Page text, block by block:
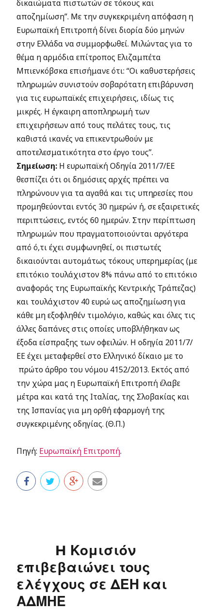
δικαιώματα πιστωτών σε τόκους και
αποζημίωση”. Με την συγκεκριμένη απόφαση η
Ευρωπαϊκή Επιτροπή δίνει διορία δύο μηνών
στην Ελλάδα να συμμορφωθεί. Μιλώντας για το
θέμα η αρμόδια επίτροπος Ελιζαμπέτα
Μπιενκόβσκα επισήμανε ότι: “Οι καθυστερήσεις
πληρωμών συνιστούν σοβαρότατη επιβάρυνση
για τις ευρωπαϊκές επιχειρήσεις, ιδίως τις
μικρές. Η έγκαιρη αποπληρωμή των
επιχειρήσεων από τους πελάτες τους, τις
καθιστά ικανές να επικεντρωθούν με
αποτελεσματικότητα στο έργο τους”.
Σημείωση: Η ευρωπαϊκή Οδηγία 2011/7/ΕΕ
θεσπίζει ότι οι δημόσιες αρχές πρέπει να
πληρώνουν για τα αγαθά και τις υπηρεσίες που
προμηθεύονται εντός 30 ημερών ή, σε εξαιρετικές
περιπτώσεις, εντός 60 ημερών. Στην περίπτωση
πληρωμών που πραγματοποιούνται αργότερα
από ό,τι έχει συμφωνηθεί, οι πιστωτές
δικαιούνται αυτομάτως τόκους υπερημερίας (με
επιτόκιο τουλάχιστον 8% πάνω από το επιτόκιο
αναφοράς της Ευρωπαϊκής Κεντρικής Τράπεζας)
και τουλάχιστον 40 ευρώ ως αποζημίωση για
κάθε μη εξοφληθέν τιμολόγιο, καθώς και όλες τις
άλλες δαπάνες στις οποίες υποβλήθηκαν ως
έξοδα είσπραξης των οφειλών. Η οδηγία 2011/7/
ΕΕ έχει μεταφερθεί στο Ελληνικό δίκαιο με το
πρώτο άρθρο του νόμου 4152/2013. Εκτός από
την χώρα μας η Ευρωπαϊκή Επιτροπή έλαβε
μέτρα και κατά της Ιταλίας, της Σλοβακίας και
της Ισπανίας για μη ορθή εφαρμογή της
συγκεκριμένης οδηγίας. (Θ.Π.)
Πηγή: Ευρωπαϊκή Επιτροπή.
H Κομισιόν
επιβεβαιώνει τους
ελέγχους σε ΔΕΗ και
ΑΔΜΗΕ